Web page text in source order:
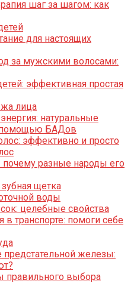
шаг за шагом: как
для настоящих
за мужскими волосами:
эффективная простая
лица
натуральные
помощью БАДов
эффективно и просто
почему разные народы его
щетка
воды
целебные свойства
в транспорте: помоги себе
предстательной железы:
правильного выбора